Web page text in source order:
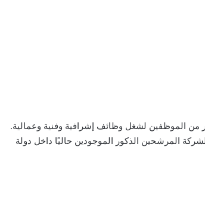
الموظفين لشغل وظائف إشرافية وفنية وعمالية.
المرشحين الذكور الموجودين حاليًا داخل دولة